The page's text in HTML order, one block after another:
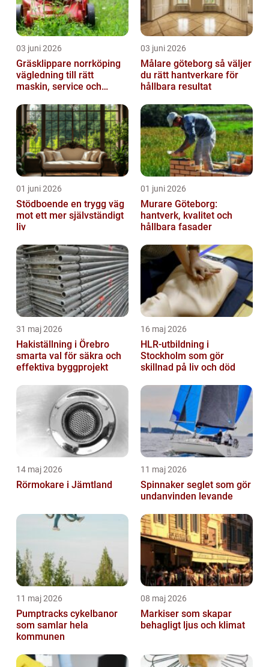
03 juni 2026
Gräsklippare norrköping
vägledning till rätt
maskin, service och
03 juni 2026
Målare göteborg så väljer
du rätt hantverkare för
hållbara resultat
01 juni 2026
Stödboende en trygg väg
mot ett mer självständigt
liv
01 juni 2026
Murare Göteborg:
hantverk, kvalitet och
hållbara fasader
31 maj 2026
Hakiställning i Örebro
smarta val för säkra och
effektiva byggprojekt
16 maj 2026
HLR-utbildning i
Stockholm som gör
skillnad på liv och död
14 maj 2026
Rörmokare i Jämtland
11 maj 2026
Spinnaker seglet som gör
undanvinden levande
11 maj 2026
Pumptracks cykelbanor
som samlar hela
kommunen
08 maj 2026
Markiser som skapar
behagligt ljus och klimat